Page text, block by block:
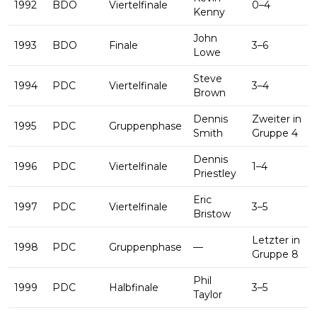
1992 BDO Viertelfinale
Kenny
0–4
1993 BDO Finale
John
Lowe
3–6
1994 PDC Viertelfinale
Steve
Brown
3–4
1995 PDC Gruppenphase
Dennis
Smith
Zweiter in
Gruppe 4
1996 PDC Viertelfinale
Dennis
Priestley
1–4
1997 PDC Viertelfinale
Eric
Bristow
3–5
1998 PDC Gruppenphase —
Letzter in
Gruppe 8
1999 PDC Halbfinale
Phil
Taylor
3–5